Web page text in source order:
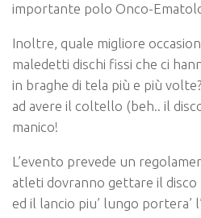
importante polo Onco-
Inoltre, quale migliore
maledetti dischi fissi che ci
in braghe di tela più e più
ad avere il coltello (beh.. il
manico!
L’evento prevede un
atleti dovranno gettare il disco
ed il lancio piu’ lungo portera’